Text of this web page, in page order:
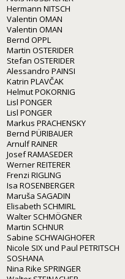
Hermann NITSCH
Valentin OMAN
Valentin OMAN
Bernd OPPL
Martin OSTERIDER
Stefan OSTERIDER
Alessandro PAINSI
Katrin PLAVČAK
Helmut POKORNIG
Lisl PONGER
Lisl PONGER
Markus PRACHENSKY
Bernd PÜRIBAUER
Arnulf RAINER
Josef RAMASEDER
Werner REITERER
Frenzi RIGLING
Isa ROSENBERGER
Maruša SAGADIN
Elisabeth SCHMIRL
Walter SCHMÖGNER
Martin SCHNUR
Sabine SCHWAIGHOFER
Nicole SIX und Paul PETRITSCH
SOSHANA
Nina Rike SPRINGER